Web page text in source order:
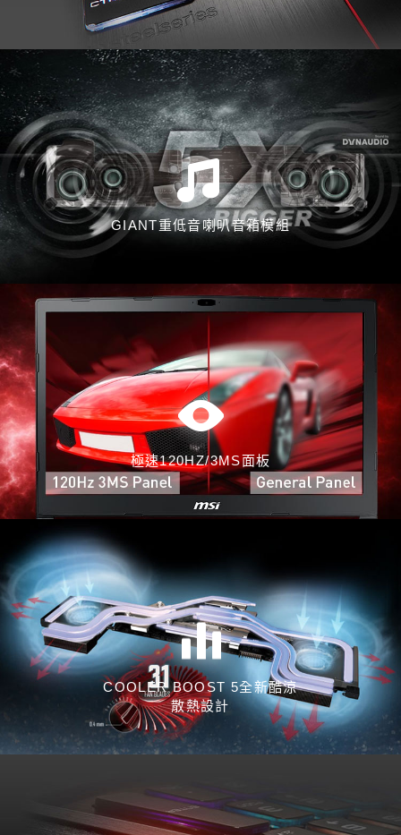
GIANT重低音喇叭音箱模組
極速120HZ/3MS面板
COOLER BOOST 5全新酷涼
散熱設計